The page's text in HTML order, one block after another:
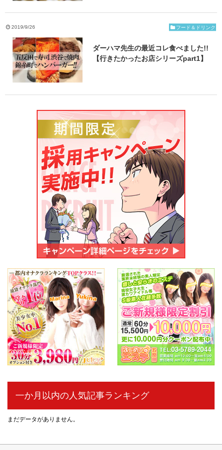
2019/9/26 フード＆ドリンク
ダーハマ先生の最近コレ食べました!!
【行きたかったお店シリーズpart1】
一か月以内の人気記事ランキング
まだデータがありません。